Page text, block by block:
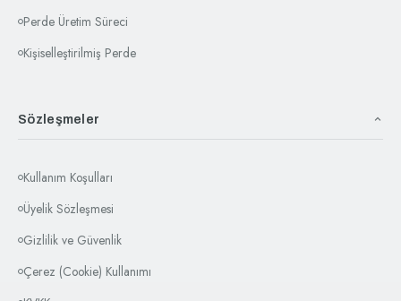
Herhangi bir pile kırma işlemi yapılmaz, kumaş dümdüz
Pile aralarında yaklaşık bir pile genişliği kadar boşluk
1 metre genişlik için 2 metre kumaş kullanılır.
Perde Üretim Süreci
Kişiselleştirilmiş Perde
Sözleşmeler
Kullanım Koşulları
Üyelik Sözleşmesi
Gizlilik ve Güvenlik
Çerez (Cookie) Kullanımı